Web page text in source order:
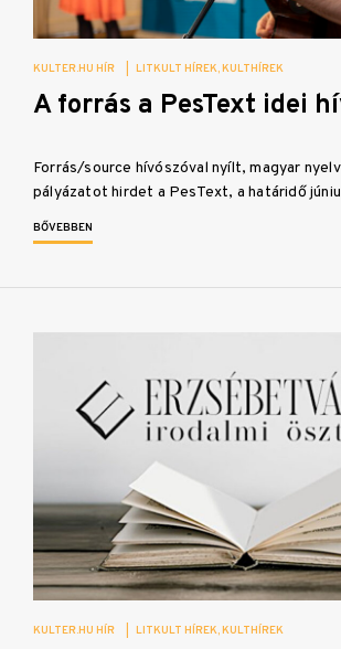
KULTER.HU HÍR LITKULT HÍREK KULTHÍREK
A forrás a PesText idei
Forrás/source hívószóval nyílt, magyar
pályázatot hirdet a PesText, a határidő
BŐVEBBEN
KULTER.HU HÍR LITKULT HÍREK KULTHÍREK